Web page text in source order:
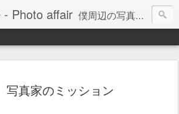
Photo affair 僕周辺の写真にまつわる話題、写真を通して感じるコトをまとめてみようかと。。。
写真家のミッション